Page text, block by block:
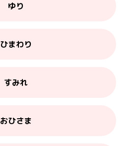
ゆり
ひまわり
すみれ
おひさま